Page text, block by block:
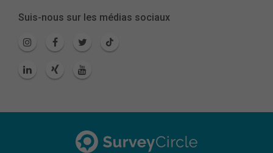
Suis-nous sur les médias sociaux